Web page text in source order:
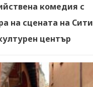
комедия с
на сцената на Сити
център